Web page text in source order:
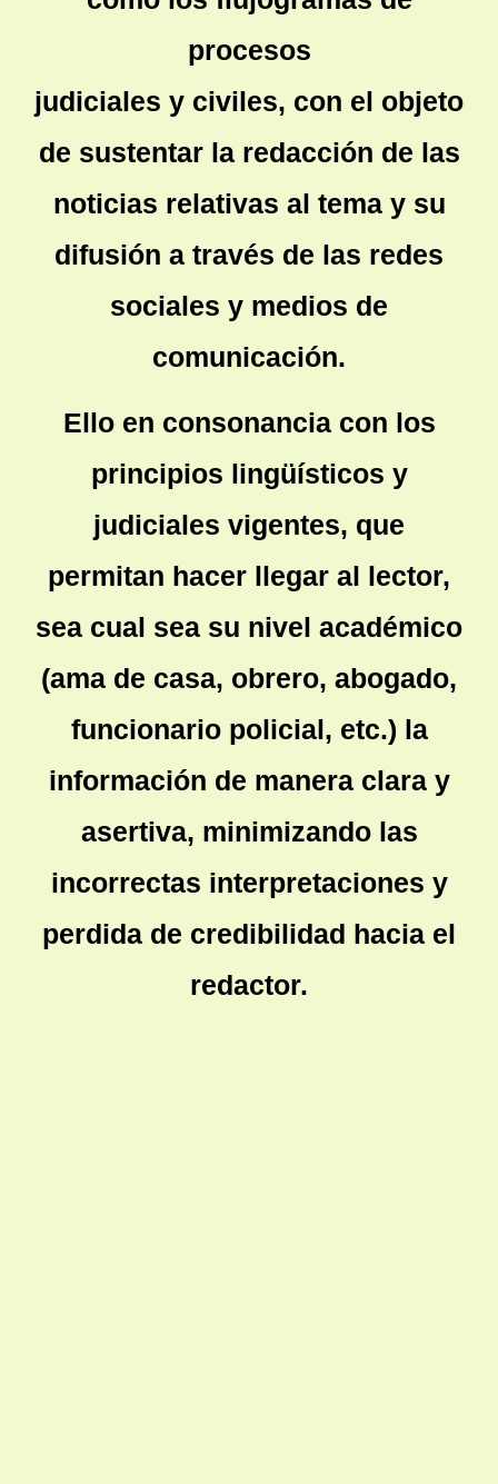
procesos
judiciales y civiles, con el objeto
de sustentar la redacción de las
noticias relativas al tema y su
difusión a través de las redes
sociales y medios de
comunicación.
Ello en consonancia con los
principios lingüísticos y
judiciales vigentes, que
permitan hacer llegar al lector,
sea cual sea su nivel académico
(ama de casa, obrero, abogado,
funcionario policial, etc.) la
información de manera clara y
asertiva, minimizando las
incorrectas interpretaciones y
perdida de credibilidad hacia el
redactor.